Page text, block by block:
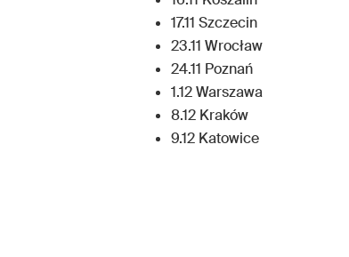
17.11 Szczecin
23.11 Wrocław
24.11 Poznań
1.12 Warszawa
8.12 Kraków
9.12 Katowice